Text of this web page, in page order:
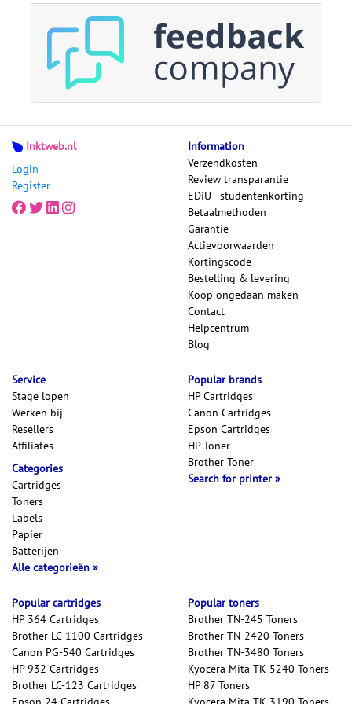
Inktweb.nl
Login
Register
Information
Verzendkosten
Review transparantie
EDiU - studentenkorting
Betaalmethoden
Garantie
Actievoorwaarden
Kortingscode
Bestelling & levering
Koop ongedaan maken
Contact
Helpcentrum
Blog
Service
Stage lopen
Werken bij
Resellers
Affiliates
Categories
Cartridges
Toners
Labels
Papier
Batterijen
Alle categorieën
Popular cartridges
HP 364 Cartridges
Brother LC-1100 Cartridges
Canon PG-540 Cartridges
HP 932 Cartridges
Brother LC-123 Cartridges
Popular toners
Brother TN-245 Toners
Brother TN-2420 Toners
Brother TN-3480 Toners
Kyocera Mita TK-5240 Toners
HP 87 Toners
Popular brands
HP Cartridges
Canon Cartridges
Epson Cartridges
HP Toner
Brother Toner
Search for printer